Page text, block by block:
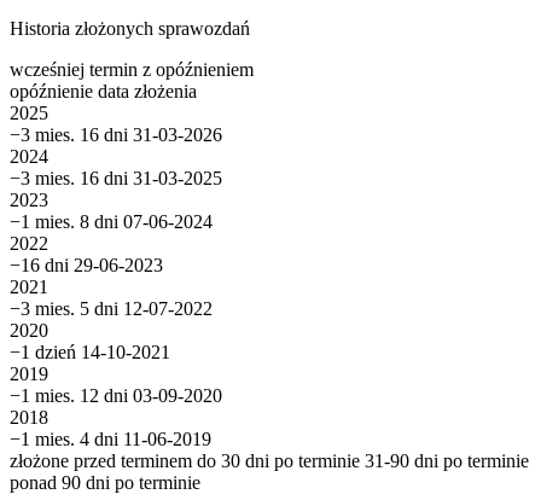
Historia złożonych sprawozdań
wcześniej termin z opóźnieniem
opóźnienie data złożenia
2025
−3 mies. 16 dni 31-03-2026
2024
−3 mies. 16 dni 31-03-2025
2023
−1 mies. 8 dni 07-06-2024
2022
−16 dni 29-06-2023
2021
−3 mies. 5 dni 12-07-2022
2020
−1 dzień 14-10-2021
2019
−1 mies. 12 dni 03-09-2020
2018
−1 mies. 4 dni 11-06-2019
złożone przed terminem do 30 dni po terminie 31-90 dni po terminie
ponad 90 dni po terminie